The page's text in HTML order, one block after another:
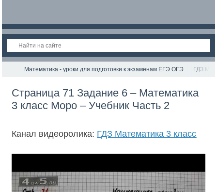
Математика - уроки для подготовки к экзаменам ЕГЭ ОГЭ ГДЗ
Страница 71 Задание 6 – Математика
3 класс Моро – Учебник Часть 2
Канал видеоролика: ГДЗ Математика 3 класс